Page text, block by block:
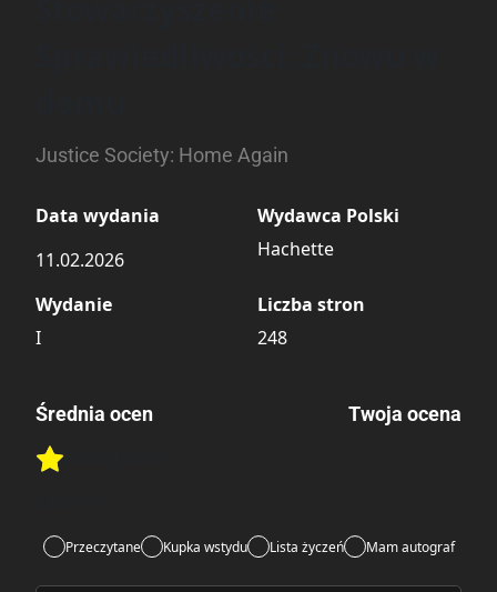
Justice Society: Home Again
Data wydania
11.02.2026
Wydawca Polski
Hachette
Wydanie
I
Liczba stron
248
Średnia ocen
Rate this item:
Twoja ocena
Przeczytane Kupka wstydu Lista życzeń Mam autograf